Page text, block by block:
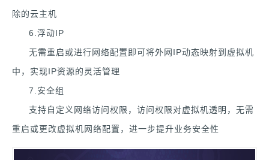
除的云主机
6.浮动IP
无需重启或进行网络配置即可将外网IP动态映射到虚拟机
中，实现IP资源的灵活管理
7.安全组
支持自定义网络访问权限，访问权限对虚拟机透明，无需
重启或更改虚拟机网络配置，进一步提升业务安全性